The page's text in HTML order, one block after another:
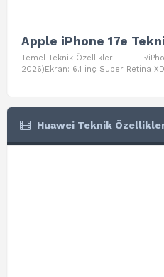
Apple iPhone 17e
Temel Teknik Özellikler
2026)Ekran: 6.1 inç Super Retina
Huawei Teknik